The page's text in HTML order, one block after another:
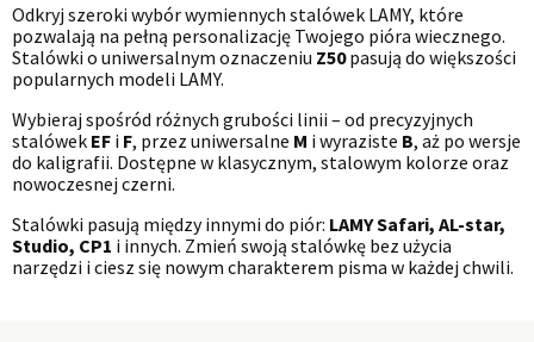
Odkryj szeroki wybór wymiennych stalówek LAMY, które
pozwalają na pełną personalizację Twojego pióra wiecznego.
Stalówki o uniwersalnym oznaczeniu Z50pasują do większości
popularnych modeli LAMY.
Wybieraj spośród różnych grubości linii – od precyzyjnych
stalówek EF i F, przez uniwersalne M i wyraziste B, aż po wersje
do kaligrafii. Dostępne w klasycznym, stalowym kolorze oraz
nowoczesnej czerni.
Stalówki pasują między innymi do piór: LAMY Safari, AL-star,
Studio, CP1 i innych. Zmień swoją stalówkę bez użycia
narzędzi i ciesz się nowym charakterem pisma w każdej chwili.